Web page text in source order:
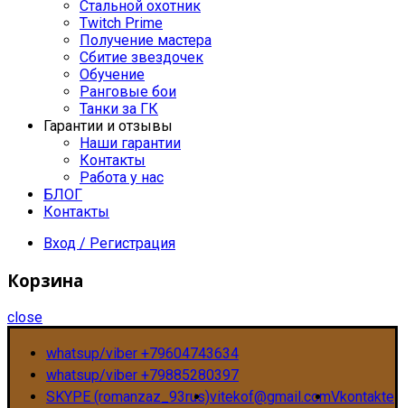
Стальной охотник
Twitch Prime
Получение мастера
Сбитие звездочек
Обучение
Ранговые бои
Танки за ГК
Гарантии и отзывы
Наши гарантии
Контакты
Работа у нас
БЛОГ
Контакты
Вход / Регистрация
Корзина
close
whatsup/viber +79604743634
whatsup/viber +79885280397
SKYPE (romanzaz_93rus)vitekof@gmail.comVkontakte